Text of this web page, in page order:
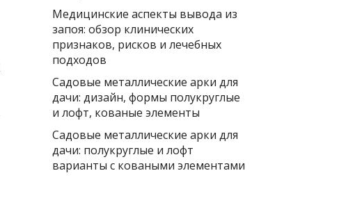
Медицинские аспекты вывода из
запоя: обзор клинических
признаков, рисков и лечебных
подходов
Садовые металлические арки для
дачи: дизайн, формы полукруглые
и лофт, кованые элементы
Садовые металлические арки для
дачи: полукруглые и лофт
варианты с коваными элементами